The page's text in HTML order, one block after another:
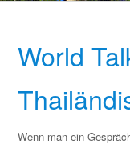
World
Wenn man ein